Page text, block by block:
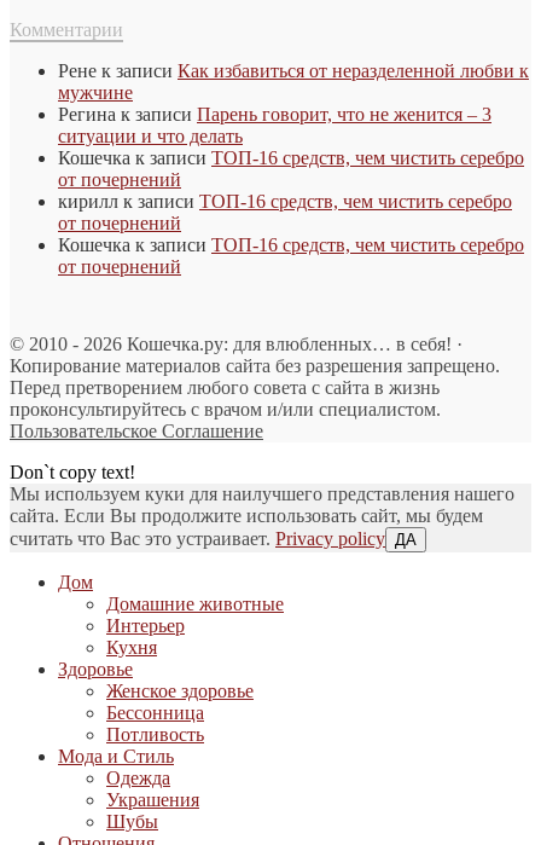
Комментарии
Рене к записи Как избавиться от неразделенной любви к
мужчине
Регина к записи Парень говорит, что не женится – 3
ситуации и что делать
Кошечка к записи ТОП-16 средств, чем чистить серебро
от почернений
кирилл к записи ТОП-16 средств, чем чистить серебро
от почернений
Кошечка к записи ТОП-16 средств, чем чистить серебро
от почернений
© 2010 - 2026 Кошечка.ру: для влюбленных… в себя! ·
Копирование материалов сайта без разрешения запрещено.
Перед претворением любого совета с сайта в жизнь
проконсультируйтесь с врачом и/или специалистом.
Пользовательское Соглашение
Don`t copy text!
Мы используем куки для наилучшего представления нашего
сайта. Если Вы продолжите использовать сайт, мы будем
считать что Вас это устраивает. Privacy policy ДА
Дом
Домашние животные
Интерьер
Кухня
Здоровье
Женское здоровье
Бессонница
Потливость
Мода и Стиль
Одежда
Украшения
Шубы